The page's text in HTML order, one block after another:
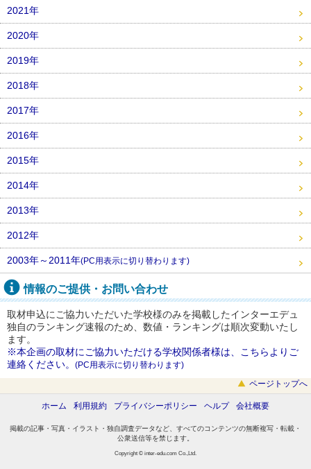
2021年
2020年
2019年
2018年
2017年
2016年
2015年
2014年
2013年
2012年
2003年～2011年(PC用表示に切り替わります)
情報のご提供・お問い合わせ
取材申込にご協力いただいた学校様のみを掲載したインターエデュ
独自のランキング速報のため、数値・ランキングは順次変動いたし
ます。
※本企画の取材にご協力いただける学校関係者様は、こちらよりご
連絡ください。 (PC用表示に切り替わります)
ページトップへ
ホーム 利用規約 プライバシーポリシー ヘルプ 会社概要
掲載の記事・写真・イラスト・独自調査データなど、すべてのコンテンツの無断複写・転載・
公衆送信等を禁じます。
Copyright © inter-edu.com Co.,Ltd.